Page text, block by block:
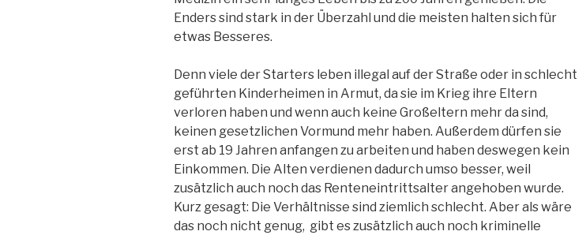
Enders sind stark in der Überzahl und die meisten halten sich für
etwas Besseres.
Denn viele der Starters leben illegal auf der Straße oder in schlecht
geführten Kinderheimen in Armut, da sie im Krieg ihre Eltern
verloren haben und wenn auch keine Großeltern mehr da sind,
keinen gesetzlichen Vormund mehr haben. Außerdem dürfen sie
erst ab 19 Jahren anfangen zu arbeiten und haben deswegen kein
Einkommen. Die Alten verdienen dadurch umso besser, weil
zusätzlich auch noch das Renteneintrittsalter angehoben wurde.
Kurz gesagt: Die Verhältnisse sind ziemlich schlecht. Aber als wäre
das noch nicht genug, gibt es zusätzlich auch noch kriminelle